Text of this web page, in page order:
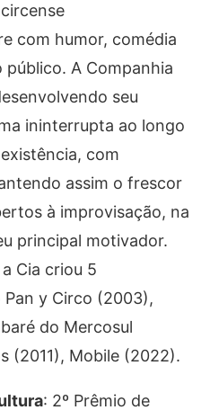
com humor, comédia
A Companhia
seu
ininterrupta ao longo
com
assim o frescor
à improvisação, na
principal motivador.
Cia criou 5
y Circo (2003),
do Mercosul
(2011), Mobile (2022).
: 2º Prêmio de